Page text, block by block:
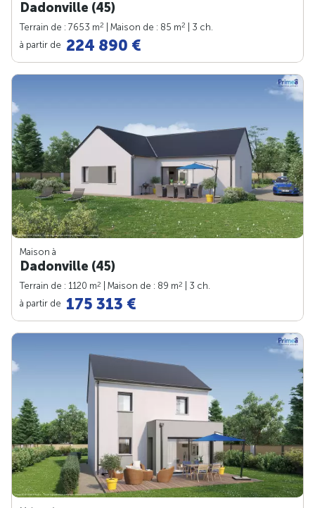
Dadonville (45)
Terrain de : 7653 m2 | Maison de : 85 m2
| 3 ch.
à partir de 224 890 €
Maison à
Dadonville (45)
Terrain de : 1120 m2 | Maison de : 89 m2
| 3 ch.
à partir de 175 313 €